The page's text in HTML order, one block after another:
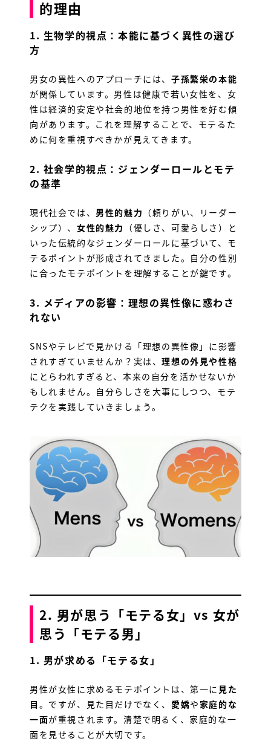
的理由
1. 生物学的視点：本能に基づく異性の選び
方
男女の異性へのアプローチには、 子孫繁栄の本能
が関係しています。男性は健康で若い女性を、女
性は経済的安定や社会的地位を持つ男性を好む傾
向があります。これを理解することで、モテるた
めに何を重視すべきかが見えてきます。
2. 社会学的視点：ジェンダーロールとモテ
の基準
現代社会では、 男性的魅力 （頼りがい、リーダー
シップ）、 女性的魅力 （優しさ、可愛らしさ）と
いった伝統的なジェンダーロールに基づいて、モ
テるポイントが形成されてきました。自分の性別
に合ったモテポイントを理解することが鍵です。
3. メディアの影響：理想の異性像に惑わさ
れない
SNSやテレビで見かける「理想の異性像」に影響
されすぎていませんか？実は、理想の外見や性格
にとらわれすぎると、本来の自分を活かせないか
もしれません。自分らしさを大事にしつつ、モテ
テクを実践していきましょう。
2. 男が思う「モテる女」vs 女が
思う「モテる男」
1. 男が求める「モテる女」
男性が女性に求めるモテポイントは、第一に 見た
目 。ですが、見た目だけでなく、 愛嬌や 家庭的な
一面が重視されます。清楚で明るく、家庭的な一
面を見せることが大切です。